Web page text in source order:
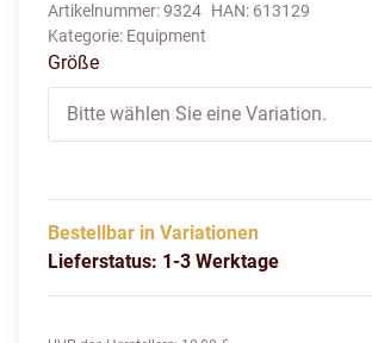
Artikelnummer:9324 HAN: 613129
Kategorie: Equipment
Größe
Bitte wählen Sie eine Variation.
Bestellbar in Variationen
Lieferstatus: 1-3 Werktage